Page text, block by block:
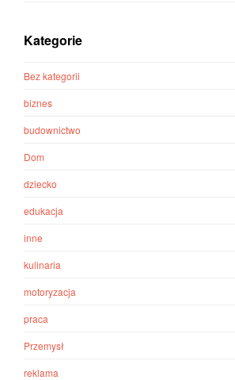
Kategorie
Bez kategorii
biznes
budownictwo
Dom
dziecko
edukacja
inne
kulinaria
motoryzacja
praca
Przemysł
reklama